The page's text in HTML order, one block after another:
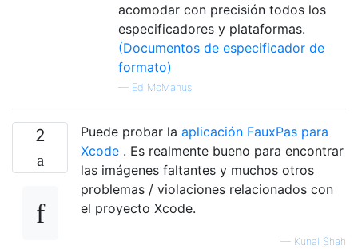
acomodar con precisión todos los
especificadores y plataformas.
(Documentos de especificador de
formato)
— Ed McManus
2 Puede probar la aplicación FauxPas para
Xcode . Es realmente bueno para encontrar
las imágenes faltantes y muchos otros
problemas / violaciones relacionados con
el proyecto Xcode.
— Kunal Shah